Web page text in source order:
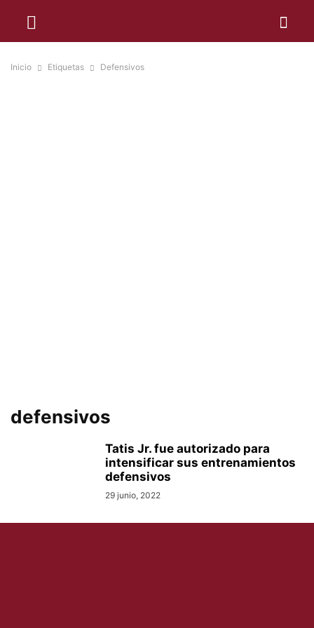
Inicio Etiquetas Defensivos
defensivos
Tatis Jr. fue autorizado para
intensificar sus entrenamientos
defensivos
29 junio, 2022